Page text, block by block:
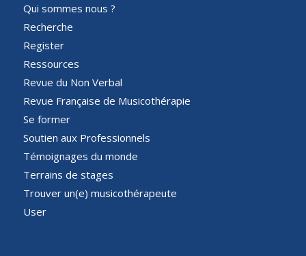
Qui sommes nous ?
Recherche
Register
Ressources
Revue du Non Verbal
Revue Française de Musicothérapie
Se former
Soutien aux Professionnels
Témoignages du monde
Terrains de stages
Trouver un(e) musicothérapeute
User